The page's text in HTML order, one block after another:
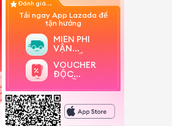
Đánh giá 4.7 sao
Tải ngay App Lazada để
tận hưởng
MIỄN PHÍ
VẬN
VOUCHER
ĐỘC